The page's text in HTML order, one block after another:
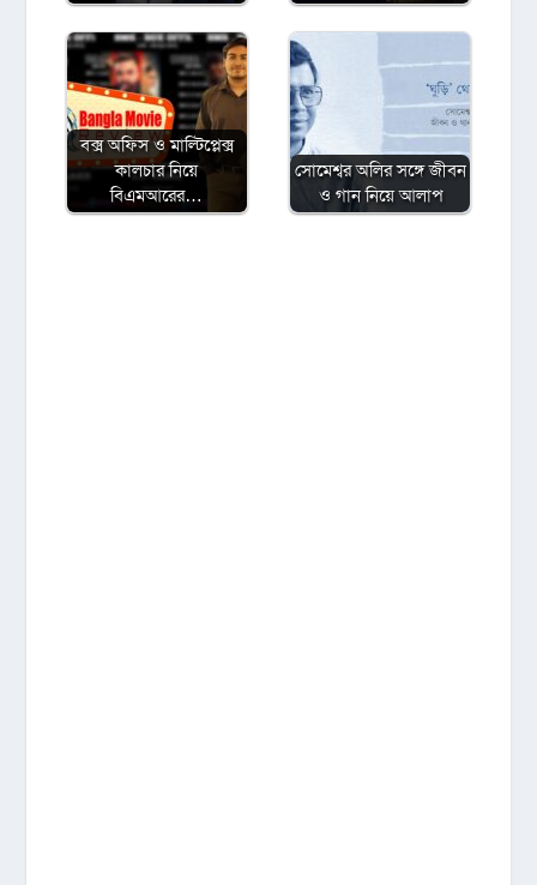
বক্স অফিস ও মাল্টিপ্লেক্স
কালচার নিয়ে
বিএমআরের…
সোমেশ্বর অলির সঙ্গে জীবন
ও গান নিয়ে আলাপ